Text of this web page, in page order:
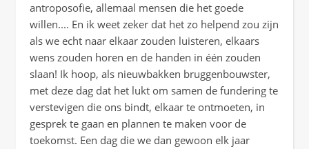
antroposofie, allemaal mensen die het goede
willen.... En ik weet zeker dat het zo helpend zou zijn
als we echt naar elkaar zouden luisteren, elkaars
wens zouden horen en de handen in één zouden
slaan! Ik hoop, als nieuwbakken bruggenbouwster,
met deze dag dat het lukt om samen de fundering te
verstevigen die ons bindt, elkaar te ontmoeten, in
gesprek te gaan en plannen te maken voor de
toekomst. Een dag die we dan gewoon elk jaar